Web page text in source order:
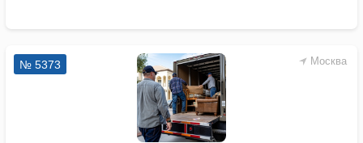
Москва
№ 5373